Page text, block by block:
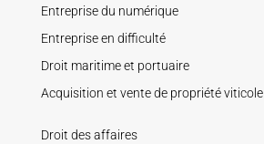
Entreprise du numérique
Entreprise en difficulté
Droit maritime et portuaire
Acquisition et vente de propriété viticole
Droit des affaires